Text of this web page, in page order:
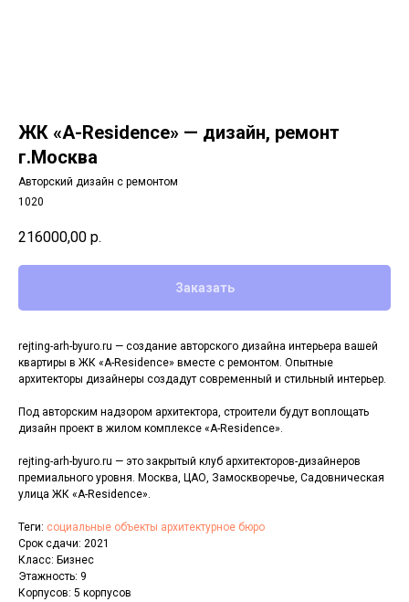
ЖК «A-Residence» — дизайн, ремонт
г.Москва
Авторский дизайн с ремонтом
1020
216000,00 р.
Заказать
rejting-arh-byuro.ru — создание авторского дизайна интерьера вашей
квартиры в ЖК «A-Residence» вместе с ремонтом. Опытные
архитекторы дизайнеры создадут современный и стильный интерьер.
Под авторским надзором архитектора, строители будут воплощать
дизайн проект в жилом комплексе «A-Residence».
rejting-arh-byuro.ru — это закрытый клуб архитекторов-дизайнеров
премиального уровня. Москва, ЦАО, Замоскворечье, Садовническая
улица ЖК «A-Residence».
Теги: социальные объекты архитектурное бюро
Срок сдачи: 2021
Класс: Бизнес
Этажность: 9
Корпусов: 5 корпусов